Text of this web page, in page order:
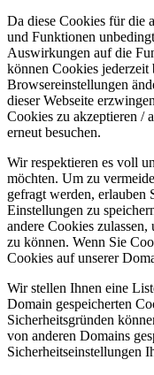
Da diese Cookies für die
und Funktionen
Auswirkungen auf die
können Cookies
Browsereinstellungen
dieser Webseite
Cookies zu akzeptieren /
erneut besuchen.
Wir respektieren es voll
möchten. Um zu
gefragt werden, erlauben
Einstellungen zu
andere Cookies
zu können. Wenn Sie
Cookies auf unserer
Wir stellen Ihnen eine
Domain gespeicherten
Sicherheitsgründen
von anderen Domains
Sicherheitseinstellungen